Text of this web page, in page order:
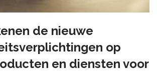
de nieuwe
op
en diensten voor